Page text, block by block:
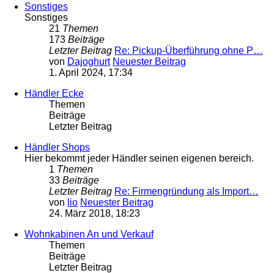
Sonstiges
Sonstiges
21 Themen
173 Beiträge
Letzter Beitrag Re: Pickup-Überführung ohne P…
von Dajoghurt Neuester Beitrag
1. April 2024, 17:34
Händler Ecke
Themen
Beiträge
Letzter Beitrag
Händler Shops
Hier bekommt jeder Händler seinen eigenen bereich.
1 Themen
33 Beiträge
Letzter Beitrag Re: Firmengründung als Import…
von lio Neuester Beitrag
24. März 2018, 18:23
Wohnkabinen An und Verkauf
Themen
Beiträge
Letzter Beitrag